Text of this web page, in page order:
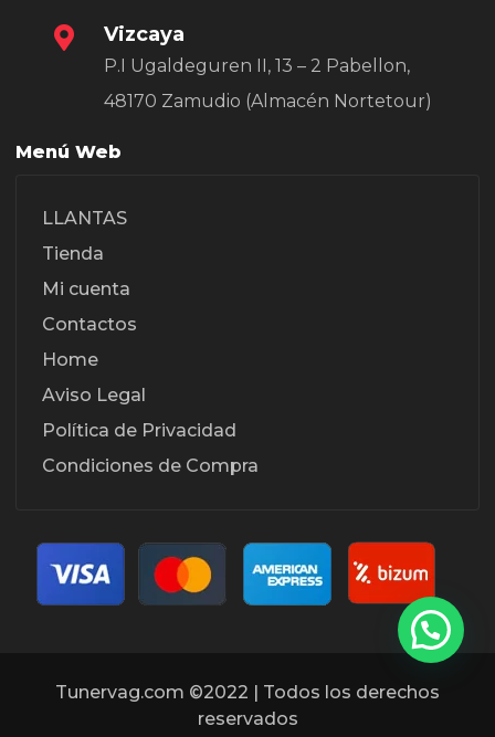
Vizcaya
P.I Ugaldeguren II, 13 – 2 Pabellon,
48170 Zamudio (Almacén Nortetour)
Menú Web
LLANTAS
Tienda
Mi cuenta
Contactos
Home
Aviso Legal
Política de Privacidad
Condiciones de Compra
Tunervag.com ©2022 | Todos los derechos
reservados